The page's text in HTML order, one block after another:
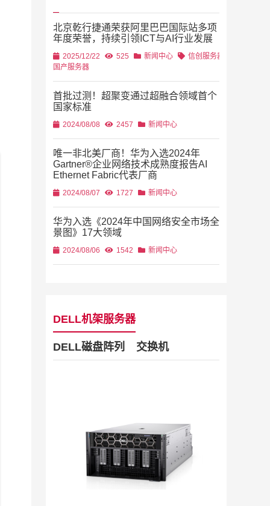
北京乾行捷通荣获阿里巴巴国际站多项
年度荣誉，持续引领ICT与AI行业发展
2025/12/22 525 新闻中心
信创服务器
国产服务器
首批过测！超聚变通过超融合领域首个
国家标准
2024/08/08 2457 新闻中心
唯一非北美厂商！华为入选2024年
Gartner®企业网络技术成熟度报告AI
Ethernet Fabric代表厂商
2024/08/07 1727 新闻中心
华为入选《2024年中国网络安全市场全
景图》17大领域
2024/08/06 1542 新闻中心
DELL机架服务器
DELL磁盘阵列 交换机